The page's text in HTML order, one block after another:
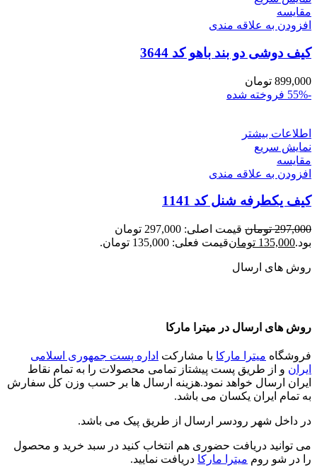
مقايسه
افزودن به علاقه مندی
کیف دوشی دو بند باهو کد 3644
899,000 تومان
-55%
فروخته شده
اطلاعات بیشتر
نمایش سریع
مقايسه
افزودن به علاقه مندی
کیف یکطرفه شنل کد 1141
297,000 تومان
قیمت اصلی: 297,000 تومان
بود.135,000 تومانقیمت فعلی: 135,000 تومان.
روش های ارسال
روش های ارسال در میترا مارکا
فروشگاه میترا مارکا با مشارکت اداره پست جمهوری اسلامی
ایران و از طریق پست پیشتاز تمامی محصولات را به تمام نقاط
ایران ارسال خواهد نمود.هزینه ارسال ها بر حسب وزن کل سفارش
به تمام ایران یکسان می باشد.
در داخل شهر رودسر ارسال از طریق پیک می باشد.
می توانید دریافت حضوری هم انتخاب کنید در سبد خرید و محصول
را در شو روم میترا مارکا دریافت نمایید.